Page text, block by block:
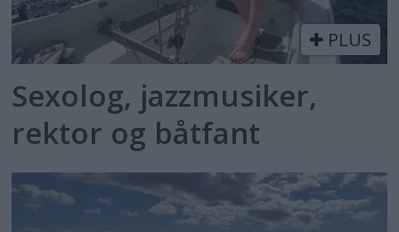
PLUS
Sexolog, jazzmusiker,
rektor og båtfant